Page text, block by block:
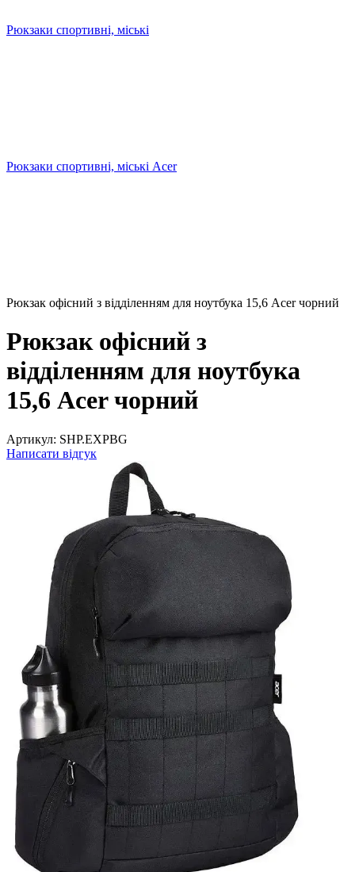
Рюкзаки спортивні, міські
Рюкзаки спортивні, міські Acer
Рюкзак офісний з відділенням для ноутбука 15,6 Acer чорний
Рюкзак офісний з
відділенням для ноутбука
15,6 Acer чорний
Артикул: SHP.EXPBG
Написати відгук